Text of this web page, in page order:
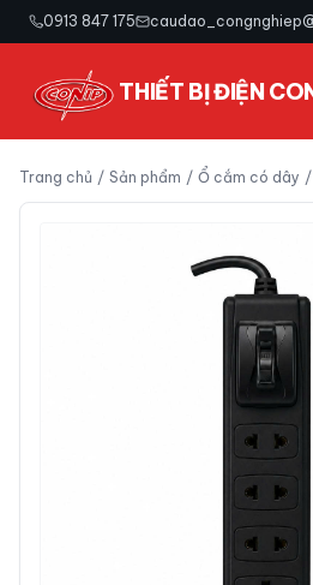
0913 847 175
THIẾT BỊ ĐIỆN
Trang chủ / Sản phẩm / Ổ cắm có dây /